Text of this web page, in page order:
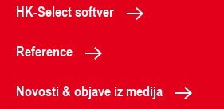
HK-Select softver
Reference
Novosti & objave iz medija